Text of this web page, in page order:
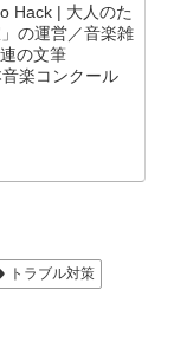
Hack | 大人のた
の運営／音楽雑
の文筆
楽コンクール
トラブル対策